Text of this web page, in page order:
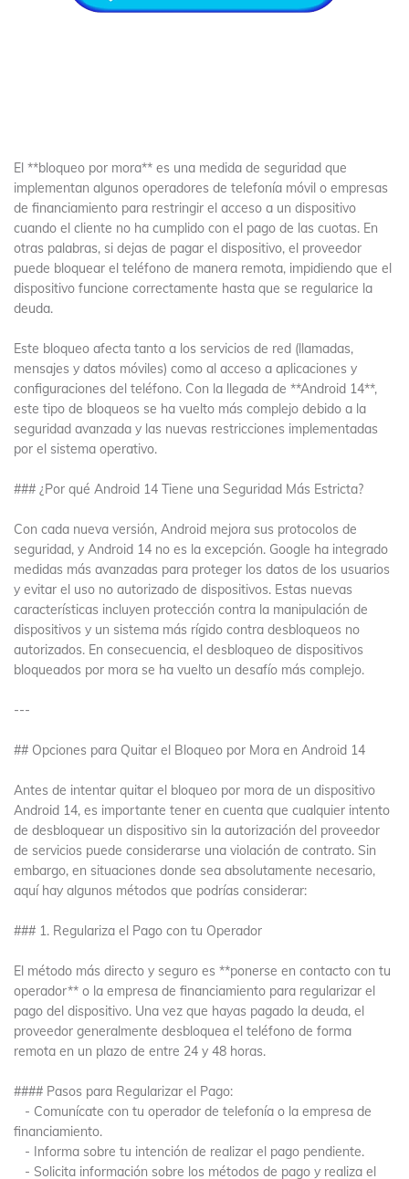
El **bloqueo por mora** es una medida de seguridad que
implementan algunos operadores de telefonía móvil o empresas
de financiamiento para restringir el acceso a un dispositivo
cuando el cliente no ha cumplido con el pago de las cuotas. En
otras palabras, si dejas de pagar el dispositivo, el proveedor
puede bloquear el teléfono de manera remota, impidiendo que el
dispositivo funcione correctamente hasta que se regularice la
deuda.
Este bloqueo afecta tanto a los servicios de red (llamadas,
mensajes y datos móviles) como al acceso a aplicaciones y
configuraciones del teléfono. Con la llegada de **Android 14**,
este tipo de bloqueos se ha vuelto más complejo debido a la
seguridad avanzada y las nuevas restricciones implementadas
por el sistema operativo.
### ¿Por qué Android 14 Tiene una Seguridad Más Estricta?
Con cada nueva versión, Android mejora sus protocolos de
seguridad, y Android 14 no es la excepción. Google ha integrado
medidas más avanzadas para proteger los datos de los usuarios
y evitar el uso no autorizado de dispositivos. Estas nuevas
características incluyen protección contra la manipulación de
dispositivos y un sistema más rígido contra desbloqueos no
autorizados. En consecuencia, el desbloqueo de dispositivos
bloqueados por mora se ha vuelto un desafío más complejo.
---
## Opciones para Quitar el Bloqueo por Mora en Android 14
Antes de intentar quitar el bloqueo por mora de un dispositivo
Android 14, es importante tener en cuenta que cualquier intento
de desbloquear un dispositivo sin la autorización del proveedor
de servicios puede considerarse una violación de contrato. Sin
embargo, en situaciones donde sea absolutamente necesario,
aquí hay algunos métodos que podrías considerar:
### 1. Regulariza el Pago con tu Operador
El método más directo y seguro es **ponerse en contacto con tu
operador** o la empresa de financiamiento para regularizar el
pago del dispositivo. Una vez que hayas pagado la deuda, el
proveedor generalmente desbloquea el teléfono de forma
remota en un plazo de entre 24 y 48 horas.
#### Pasos para Regularizar el Pago:
- Comunícate con tu operador de telefonía o la empresa de
financiamiento.
- Informa sobre tu intención de realizar el pago pendiente.
- Solicita información sobre los métodos de pago y realiza el